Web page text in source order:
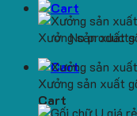
No
Cart
Xưởng sản xuất
Xưởng sản xuất